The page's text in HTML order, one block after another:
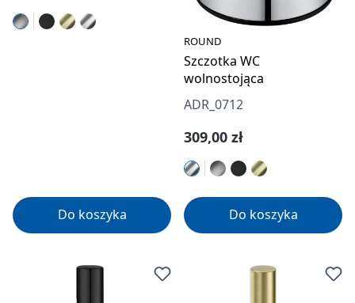
Do koszyka
ROUND
Szczotka WC
wolnostojąca
ADR_0712
Cena regularna:
309,00 zł
Do koszyka